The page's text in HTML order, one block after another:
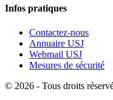
Infos pratiques
Contactez-nous
Annuaire USJ
Webmail USJ
Mesures de sécurité
© 2026 - Tous droits